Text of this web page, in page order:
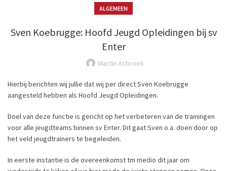
ALGEMEEN
Sven Koebrugge: Hoofd Jeugd Opleidingen bij sv
Enter
Martin Asbroek
Hierbij berichten wij jullie dat wij per direct Sven Koebrugge
aangesteld hebben als Hoofd Jeugd Opleidingen.
Doel van deze functie is gericht op het verbeteren van de trainingen
voor alle jeugdteams binnen sv Enter. Dit gaat Sven o.a. doen door op
het veld jeugdtrainers te begeleiden.
In eerste instantie is de overeenkomst tm medio dit jaar om